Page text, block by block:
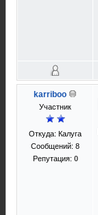
karriboo
Участник
Откуда: Калуга
Сообщений: 8
Репутация: 0